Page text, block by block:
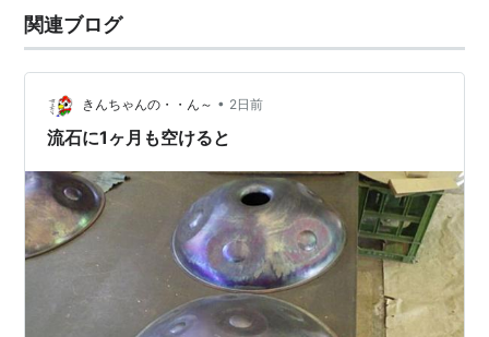
関連ブログ
きんちゃんの・・ん～ • 2日前
流石に1ヶ月も空けると